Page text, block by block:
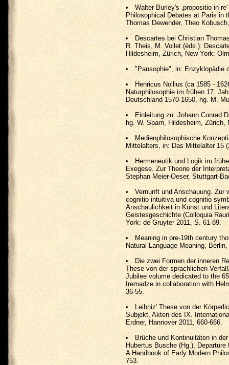
Walter Burley's ‚propositio in
Philosophical Debates at Paris in
Thomas Dewender, Theo
Descartes bei Christian
R. Theis, M. Vollet (éds.):
Hildesheim, Zürich, New York:
"Pansophie", in: Enzyklopädie
Henricus Nollius (ca 1585 -
Naturphilosophie im frühen 17.
Deutschland 1570-1650, hg. M.
Einleitung zu: Johann Conrad
hg. W. Sparn, Hildesheim,
Medienphilosophische
Mittelalters, in: Das Mittelalter 15
Hermeneutik und Logik im
Exegese. Zur Theorie der
Stephan Meier-Oeser, Stuttgart-
Vernunft und Anschauung. Zur
cognitio intuitiva und cognitio
Anschaulichkeit in Kunst und
Geistesgeschichte (Colloquia
York: de Gruyter 2011, S. 61-89.
Meaning in pre-19th century
Natural Language Meaning,
Die zwei Formen der inneren
These von der sprachlichen
Jubilee volume dedicated to the
Iremadze in collaboration with
36-55.
Leibniz' These von der
Subjekt, Akten des IX.
Erdner, Hannover 2011, 660-666.
Brüche und Kontinuitäten in
Hubertus Busche (Hg.),
A Handbook of Early Modern
753.